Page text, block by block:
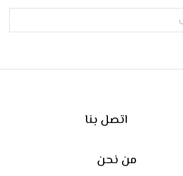
اتصل بنا
من نحن